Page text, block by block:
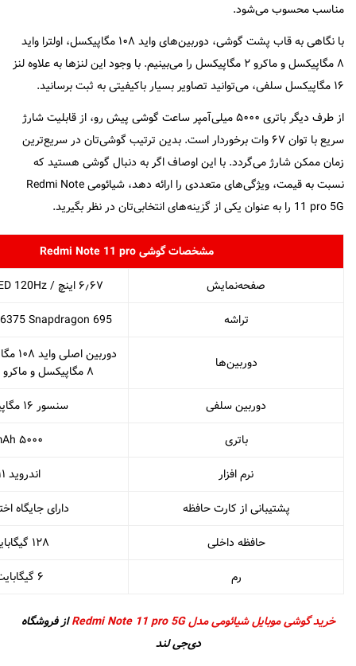
مناسب محسوب می‌شود.
با نگاهی به قاب پشت گوشی، دوربین‌های واید ۱۰۸ مگاپیکسل، اولترا واید
۸ مگاپیکسل و ماکرو ۲ مگاپیکسل را می‌بینیم. با وجود این لنز‌ها به علاوه لنز
۱۶ مگاپیکسل سلفی، می‌توانید تصاویر بسیار باکیفیتی به ثبت برسانید.
از طرف دیگر باتری ۵۰۰۰ میلی‌آمپر ساعت گوشی پیش رو، از قابلیت شارژ
سریع با توان ۶۷ وات برخوردار است. بدین ترتیب گوشی‌تان در سریع‌ترین
زمان ممکن شارژ می‌گردد. با این اوصاف اگر به دنبال گوشی هستید که
نسبت به قیمت، ویژگی‌های متعددی را ارائه دهد، شیائومی Redmi Note
11 pro 5G را به عنوان یکی از گزینه‌های انتخابی‌تان در نظر بگیرید.
مشخصات گوشی Redmi Note 11 pro
صفحه‌نمایش
۶٫۶۷ اینچ / Super AMOLED 120Hz
تراشه
Snapdragon 695
دوربین‌ها
۸ مگاپیکسل و ماکرو ۲ مگاپیکسل
دوربین سلفی
سنسور ۱۶ مگاپیکسلی
باتری
نرم افزار
اندروید ۱۱
پشتیبانی از کارت حافظه
دارای جایگاه
حافظه داخلی
۱۲۸ گیگابایت
رم
۶ گیگابایت
خرید گوشی موبایل شیائومی مدل Redmi Note 11 pro 5G
از فروشگاه
دی‌جی لند